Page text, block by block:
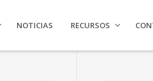
NOTICIAS RECURSOS